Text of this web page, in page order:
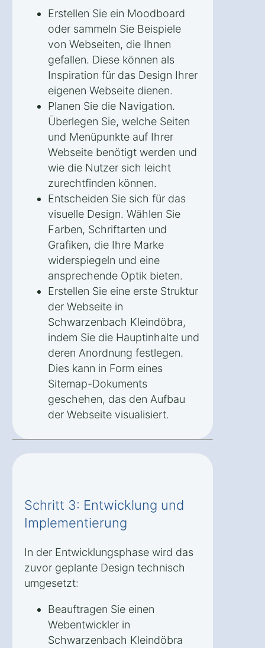
Erstellen Sie ein Moodboard
oder sammeln Sie Beispiele
von Webseiten, die Ihnen
gefallen. Diese können als
Inspiration für das Design Ihrer
eigenen Webseite dienen.
Planen Sie die Navigation.
Überlegen Sie, welche Seiten
und Menüpunkte auf Ihrer
Webseite benötigt werden und
wie die Nutzer sich leicht
zurechtfinden können.
Entscheiden Sie sich für das
visuelle Design. Wählen Sie
Farben, Schriftarten und
Grafiken, die Ihre Marke
widerspiegeln und eine
ansprechende Optik bieten.
Erstellen Sie eine erste Struktur
der Webseite in
Schwarzenbach Kleindöbra,
indem Sie die Hauptinhalte und
deren Anordnung festlegen.
Dies kann in Form eines
Sitemap-Dokuments
geschehen, das den Aufbau
der Webseite visualisiert.
Schritt 3: Entwicklung und
Implementierung
In der Entwicklungsphase wird das
zuvor geplante Design technisch
umgesetzt:
Beauftragen Sie einen
Webentwickler in
Schwarzenbach Kleindöbra